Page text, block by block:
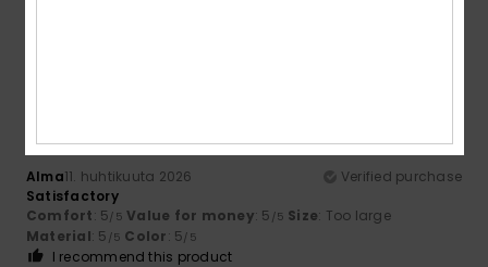
Alma11. huhtikuuta 2026
Verified purchase
Satisfactory
Comfort: 5/5 Value for money: 5 /5 Size: Too large
Material: 5 /5 Color: 5/5
I recommend this product